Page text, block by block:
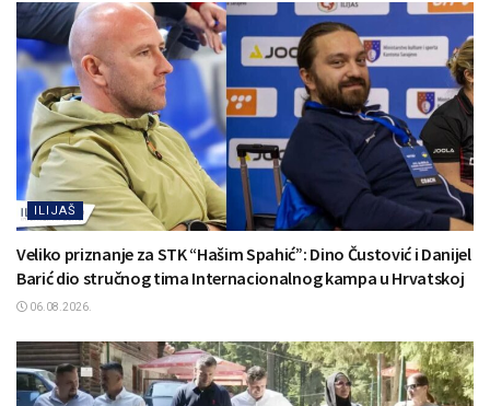
ILIJAŠ
Veliko priznanje za STK “Hašim Spahić”: Dino Čustović i Danijel
Barić dio stručnog tima Internacionalnog kampa u Hrvatskoj
06.08.2026.